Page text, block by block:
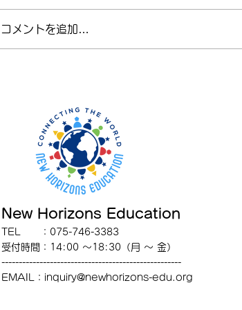
コメントを追加…
New Horizons Education
TEL ：075-746-3383
受付時間 ： 14:00 〜18:30 （月 〜 金）
----------------------------------------------------
EMAIL： inquiry@newhorizons-edu.org